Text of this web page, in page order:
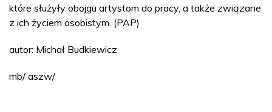
które służyły obojgu artystom do pracy, a także związane
z ich życiem osobistym. (PAP)
autor: Michał Budkiewicz
mb/ aszw/